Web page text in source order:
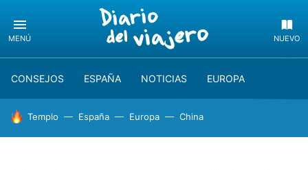
MENÚ NUEVO
CONSEJOS ESPAÑA NOTICIAS EUROPA
HOY SE HABLA DE
Templo España Europa China